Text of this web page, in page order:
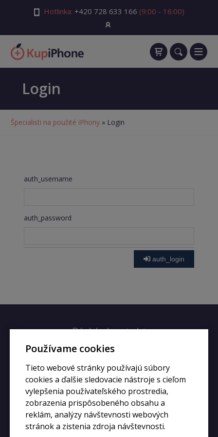
Hotlinka: +420 728 633 166 (9:00 - 16:00)
Login
Špecialisti na použité iPhony » Login
auth_username
auth_password
auth_login
Rýchly kontakt
info@kupiphone.cz
Používame cookies
Tieto webové stránky používajú súbory
cookies a ďalšie sledovacie nástroje s cieľom
vylepšenia používateľského prostredia,
zobrazenia prispôsobeného obsahu a
reklám, analýzy návštevnosti webových
stránok a zistenia zdroja návštevnosti.